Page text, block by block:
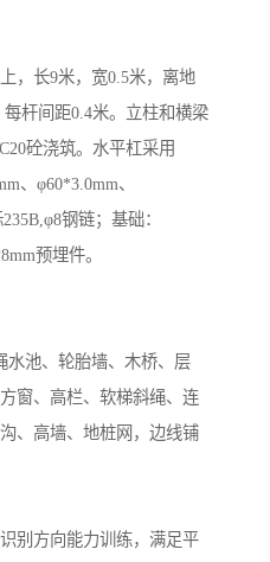
，长9米，宽0.5米，离地
杆间距0.4米。立柱和横梁
砼浇筑。水平杠采用
、φ60*3.0mm、
钢链；基础：
预埋件。
水池、轮胎墙、木桥、层
窗、高栏、软梯斜绳、连
、高墙、地桩网，边线铺
别方向能力训练，满足平